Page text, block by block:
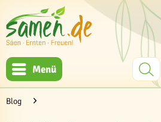
Menü
Blog